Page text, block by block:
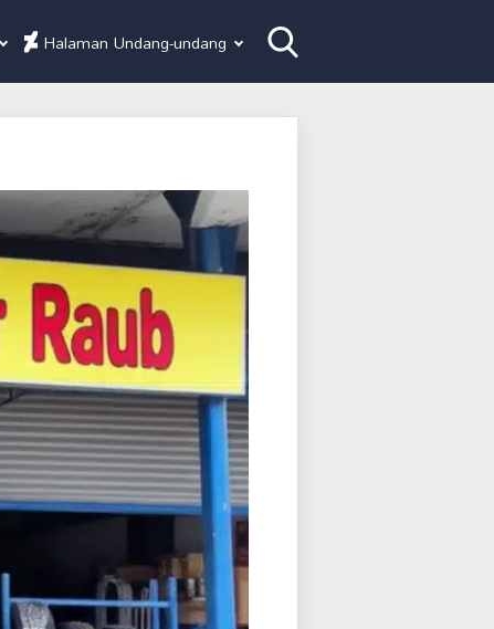
Halaman Undang-undang